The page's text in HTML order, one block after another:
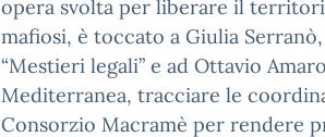
opera svolta per liberare il
mafiosi, è toccato a Giulia
“Mestieri legali” e ad Ottavio
Mediterranea, tracciare le
Consorzio Macramè per rendere